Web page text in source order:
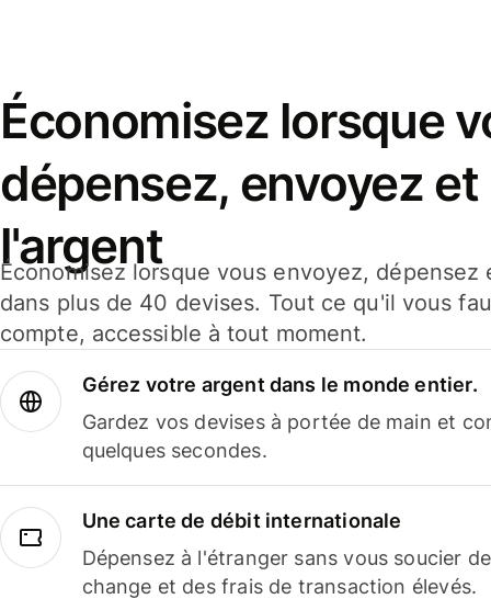
Économisez lorsque
dépensez, envoyez
l'argent
Économisez lorsque vous envoyez,
dans plus de 40 devises. Tout ce qu'il vous
compte, accessible à tout moment.
Gérez votre argent dans le monde entier.
Gardez vos devises à portée de main et
quelques secondes.
Une carte de débit internationale
Dépensez à l'étranger sans vous soucier
change et des frais de transaction élevés.